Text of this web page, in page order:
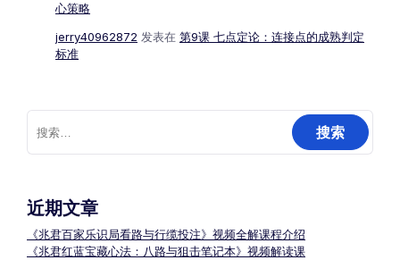
心策略
jerry40962872 发表在 第9课 七点定论：连接点的成熟判定
标准
搜
索：
近期文章
《兆君百家乐识局看路与行缆投注》视频全解课程介绍
《兆君红蓝宝藏心法：八路与狙击笔记本》视频解读课